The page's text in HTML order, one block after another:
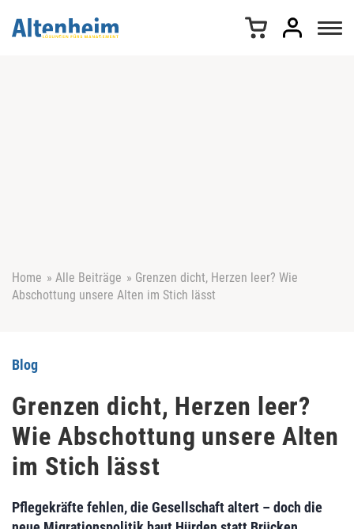
Home » Alle Beiträge » Grenzen dicht, Herzen leer? Wie
Abschottung unsere Alten im Stich lässt
Blog
Grenzen dicht, Herzen leer?
Wie Abschottung unsere Alten
im Stich lässt
Pflegekräfte fehlen, die Gesellschaft altert – doch die